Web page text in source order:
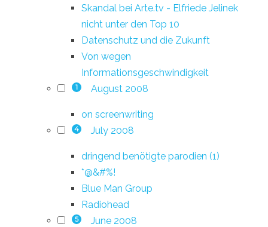
Skandal bei Arte.tv - Elfriede Jelinek
nicht unter den Top 10
Datenschutz und die Zukunft
Von wegen
Informationsgeschwindigkeit
1 August 2008
on screenwriting
4 July 2008
dringend benötigte parodien (1)
*@&#%!
Blue Man Group
Radiohead
5 June 2008